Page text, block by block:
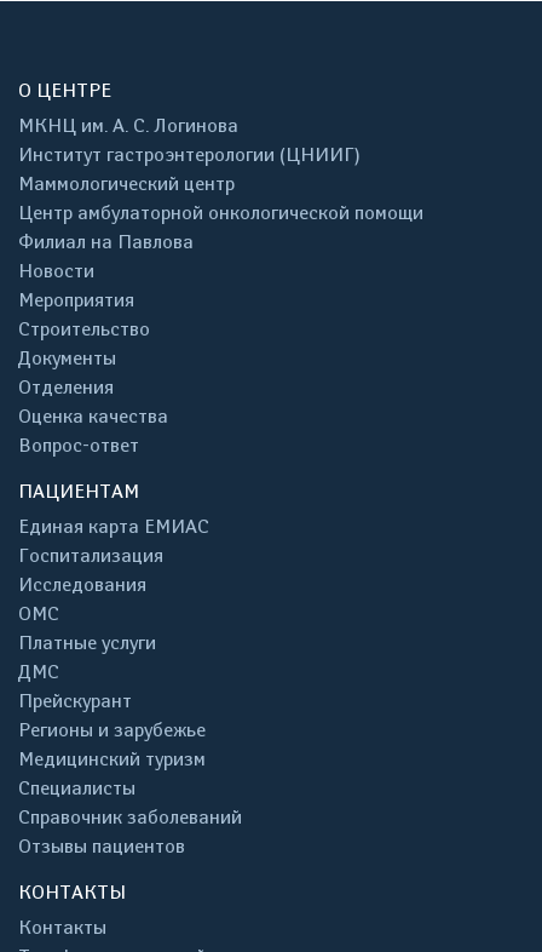
О ЦЕНТРЕ
МКНЦ им. А. С. Логинова
Институт гастроэнтерологии (ЦНИИГ)
Маммологический центр
Центр амбулаторной онкологической помощи
Филиал на Павлова
Новости
Мероприятия
Строительство
Документы
Отделения
Оценка качества
Вопрос-ответ
ПАЦИЕНТАМ
Единая карта ЕМИАС
Госпитализация
Исследования
ОМС
Платные услуги
ДМС
Прейскурант
Регионы и зарубежье
Медицинский туризм
Специалисты
Справочник заболеваний
Отзывы пациентов
КОНТАКТЫ
Контакты